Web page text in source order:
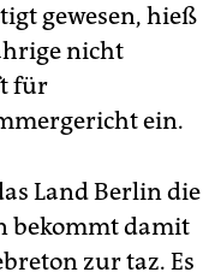
gewesen, hieß
nicht
für
ein.
Land Berlin die
bekommt damit
zur taz. Es